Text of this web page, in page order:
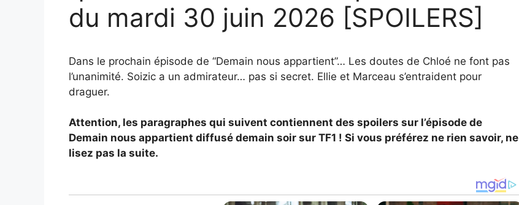
du mardi 30 juin 2026 [SPOILERS]
Dans le prochain épisode de “Demain nous appartient”… Les doutes de Chloé ne font pas
l’unanimité. Soizic a un admirateur… pas si secret. Ellie et Marceau s’entraident pour
draguer.
Attention, les paragraphes qui suivent contiennent des spoilers sur l’épisode de
Demain nous appartient diffusé demain soir sur TF1 ! Si vous préférez ne rien savoir, ne
lisez pas la suite.